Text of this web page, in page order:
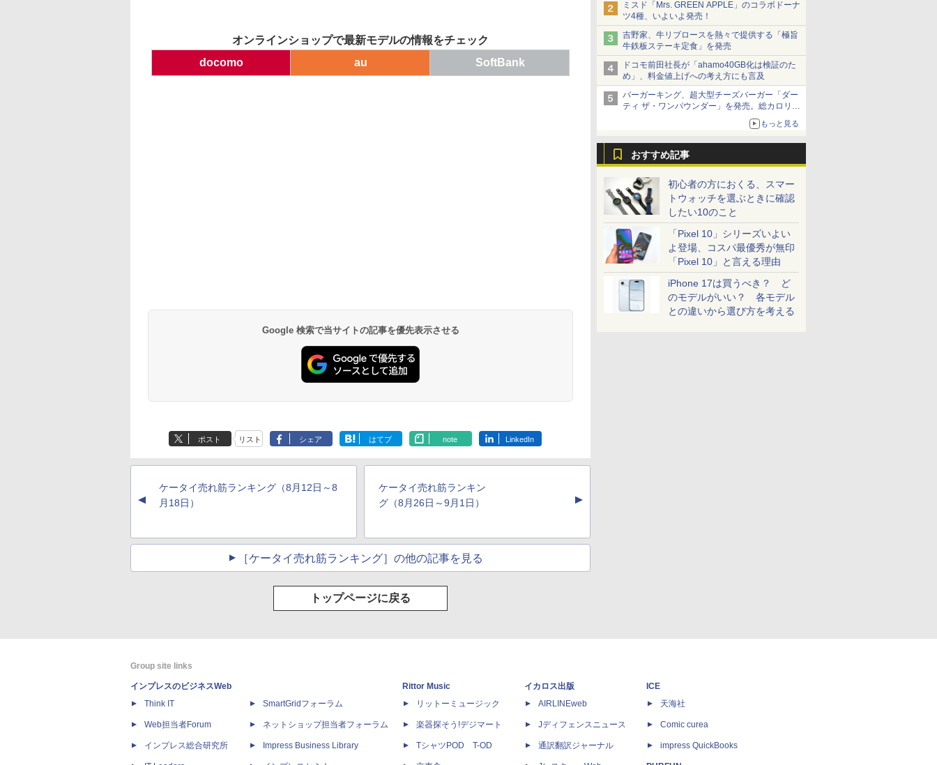
ミスド「Mrs. GREEN APPLE」のコラボドーナ
ツ4種、いよいよ発売！
吉野家、牛リブロースを熱々で提供する「極旨
牛鉄板ステーキ定食」を発売
ドコモ前田社長が「ahamo40GB化は検証のた
め」、料金値上げへの考え方にも言及
バーガーキング、超大型チーズバーガー「ダー
ティ ザ・ワンパウンダー」を発売。総カロリー
もっと見る
おすすめ記事
初心者の方におくる、スマー
トウォッチを選ぶときに確認
したい10のこと
「Pixel 10」シリーズいよい
よ登場、コスパ最優秀が無印
「Pixel 10」と言える理由
iPhone 17は買うべき？ ど
のモデルがいい？ 各モデル
との違いから選び方を考える
オンラインショップで最新モデルの情報をチェック
docomo
au SoftBank
Google 検索で当サイトの記事を優先表示させる
ポスト リスト シェア はてブ note LinkedIn
▲
ケータイ売れ筋ランキング（8月12日～8
月18日）
ケータイ売れ筋ランキン
グ（8月26日～9月1日）
▲
［ケータイ売れ筋ランキング］の他の記事を見る
トップページに戻る
Group site links
インプレスのビジネスWeb
Think IT
Web担当者Forum
インプレス総合研究所
SmartGridフォーラム
ネットショップ担当者フォーラム
Impress Business Library
Rittor Music
リットーミュージック
楽器探そう!デジマート
TシャツPOD T-OD
イカロス出版
AIRLINEweb
Jディフェンスニュース
通訳翻訳ジャーナル
ICE
天海社
Comic curea
impress QuickBooks